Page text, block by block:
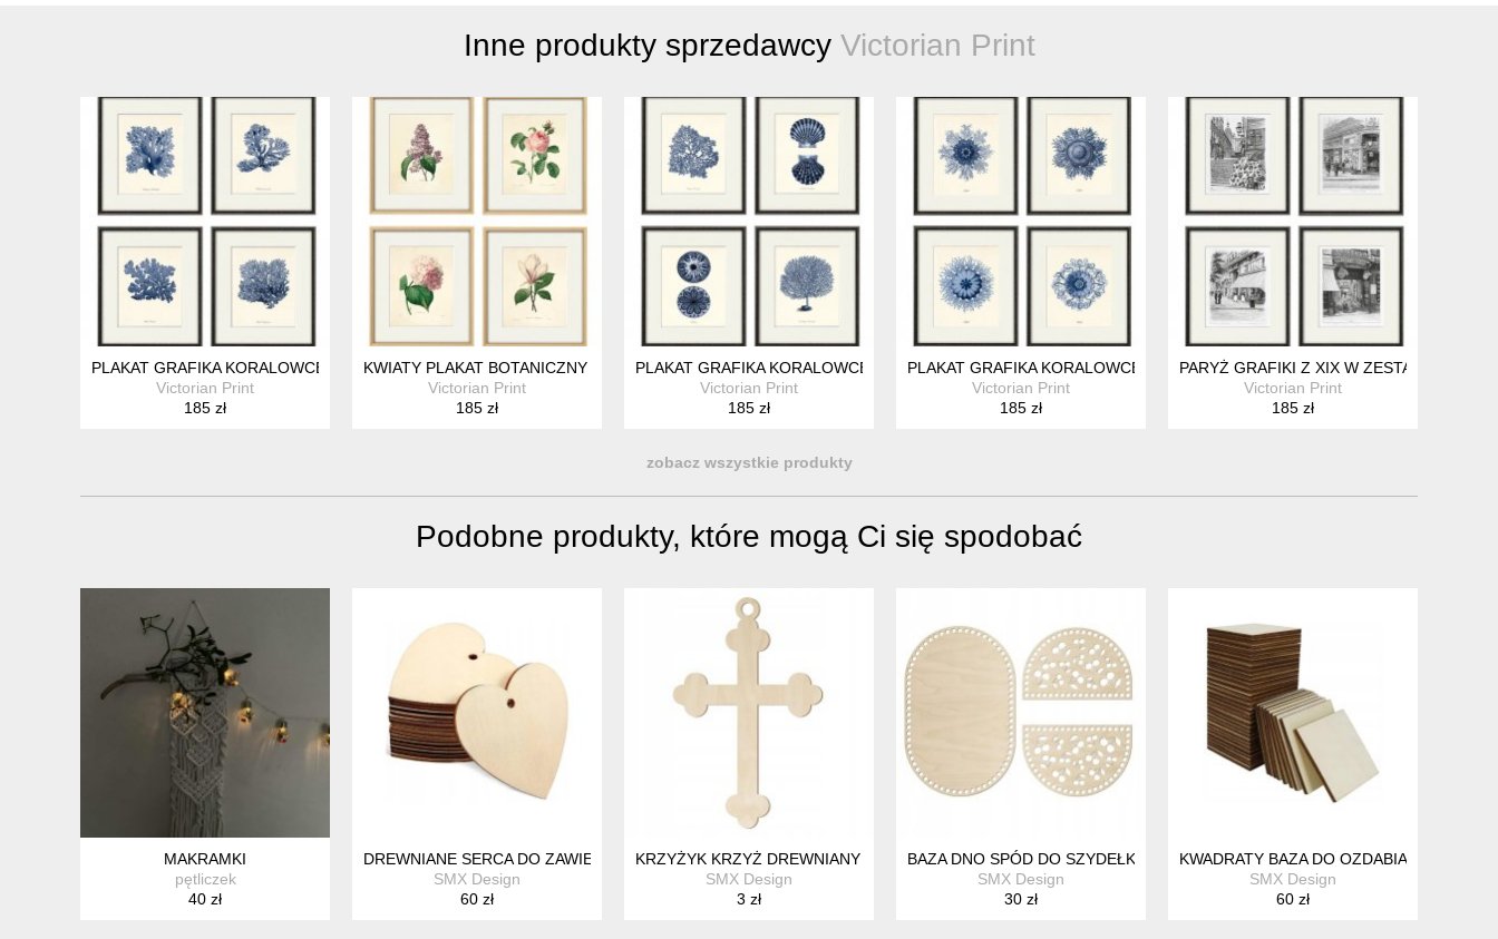
Inne produkty sprzedawcy Victorian Print
PLAKAT GRAFIKA KORALOWCE MUSZLA PREZENT
Victorian Print
185 zł
KWIATY PLAKAT BOTANICZNY ZIELNIK ZESTAW 4X A4
Victorian Print
185 zł
PLAKAT GRAFIKA KORALOWCE MUSZLA PREZENT
Victorian Print
185 zł
PLAKAT GRAFIKA KORALOWCE MUSZLA PREZENT
Victorian Print
185 zł
PARYŻ GRAFIKI Z XIX W ZESTAW 4X A4
Victorian Print
185 zł
zobacz wszystkie produkty
Podobne produkty, które mogą Ci się spodobać
MAKRAMKI
pętliczek
40 zł
DREWNIANE SERCA DO ZAWIESZENIA Z DZIURKĄ 50SZT DO SAMOCHODU NA CHOINKĘ 10CM
SMX Design
60 zł
KRZYŻYK KRZYŻ DREWNIANY 10CM Z DZIURKĄ DO BRELOKA ZAWIESZKA SCRAPKI 1SZT
SMX Design
3 zł
BAZA DNO SPÓD DO SZYDEŁKOWANIA ZE SKLEJKI KOSZ PIKNIKOWY ZESTAW
SMX Design
30 zł
KWADRATY BAZA DO OZDABIANIA
SMX Design
60 zł